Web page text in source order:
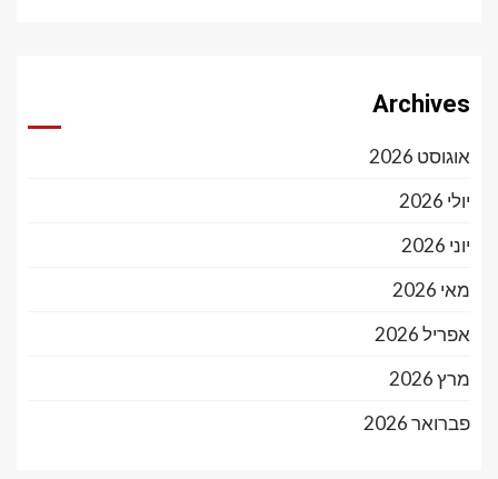
Archives
אוגוסט 2026
יולי 2026
יוני 2026
מאי 2026
אפריל 2026
מרץ 2026
פברואר 2026